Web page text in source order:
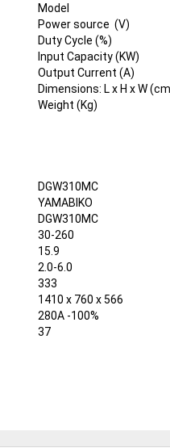
Model
Power source (V)
Duty Cycle (%)
Input Capacity (KW)
Output Current (A)
Dimensions: L x H x W
Weight (Kg)
DGW310MC
YAMABIKO
DGW310MC
30-260
15.9
2.0-6.0
333
1410 x 760 x 566
280A -100%
37